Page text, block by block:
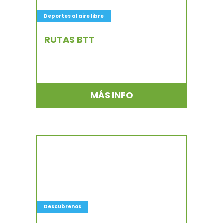
Deportes al aire libre
RUTAS BTT
MÁS INFO
Descubrenos